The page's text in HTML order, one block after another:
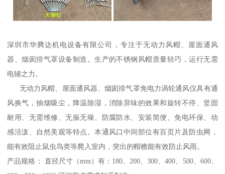
深圳市华腾达机电设备有限公司，专注于无动力风帽、屋面通风
器、烟囱排气罩设备制造。生产的不锈钢风帽质量轻巧，运行无需
电辅之力。
无动力风帽、屋面通风器、烟囱排气罩免电力涡轮通风仪具有通
风换气，抽烟吸尘，降温除湿，消除异味的效果和旋转不停、坚固
耐用、无需维修、无振无噪、防腐防水、安装简便、免电环保、动
感活泼、自然美观等特点。本通风口中间部位有百页片及防虫网，
能有效阻止鼠虫鸟类等爬入室内，突出的帽檐能有效防止风雨。
产品规格： 直径尺寸（mm）有：180、200、300、400、500、600、